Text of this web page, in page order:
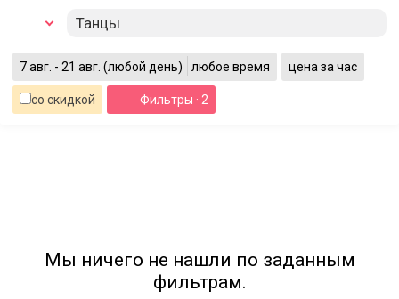
Танцы
7 авг. - 21 авг. (любой день) любое время цена за час
со скидкой Фильтры · 2
Мы ничего не нашли по заданным
фильтрам.